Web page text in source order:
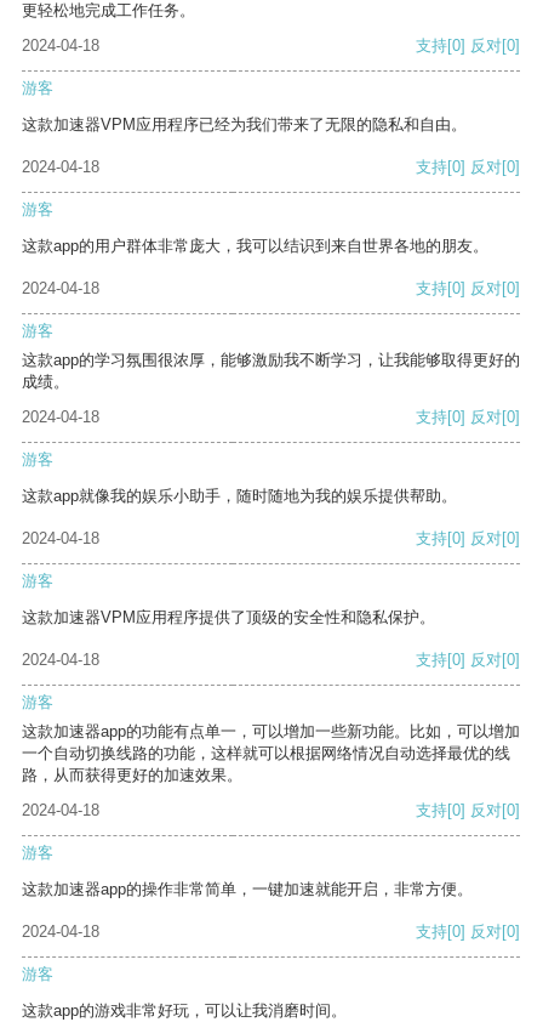
更轻松地完成工作任务。
2024-04-18
支持[0] 反对[0]
游客
这款加速器VPM应用程序已经为我们带来了无限的隐私和自由。
2024-04-18 支持[0] 反对[0]
游客
这款app的用户群体非常庞大，我可以结识到来自世界各地的朋友。
2024-04-18 支持[0] 反对[0]
游客
这款app的学习氛围很浓厚，能够激励我不断学习，让我能够取得更好的
成绩。
2024-04-18
支持[0] 反对[0]
游客
这款app就像我的娱乐小助手，随时随地为我的娱乐提供帮助。
2024-04-18 支持[0] 反对[0]
游客
这款加速器VPM应用程序提供了顶级的安全性和隐私保护。
2024-04-18 支持[0] 反对[0]
游客
这款加速器app的功能有点单一，可以增加一些新功能。比如，可以增加
一个自动切换线路的功能，这样就可以根据网络情况自动选择最优的线
路，从而获得更好的加速效果。
2024-04-18
支持[0] 反对[0]
游客
这款加速器app的操作非常简单，一键加速就能开启，非常方便。
2024-04-18 支持[0] 反对[0]
游客
这款app的游戏非常好玩，可以让我消磨时间。